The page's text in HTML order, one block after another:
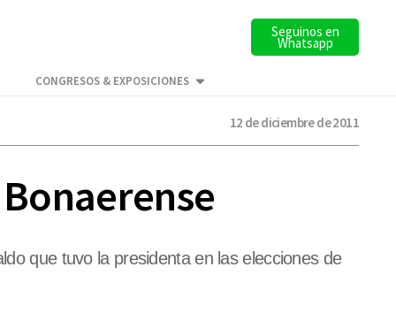
Seguinos en
Whatsapp
CONGRESOS & EXPOSICIONES
12 de diciembre de 2011
que tuvo la presidenta en las elecciones de